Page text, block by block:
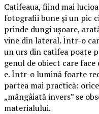
Catifeaua, fiind mai
fotografii bune și un pic
prinde dungi ușoare,
vine din lateral. Într-o
un urs din catifea poate
genul de obiect care
e. Într-o lumină foarte
partea mai practică:
„mângâiată invers” se
materialului.